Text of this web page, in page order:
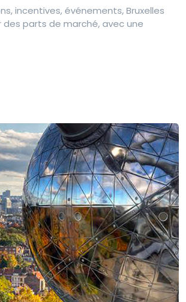
incentives, événements, Bruxelles
parts de marché, avec une